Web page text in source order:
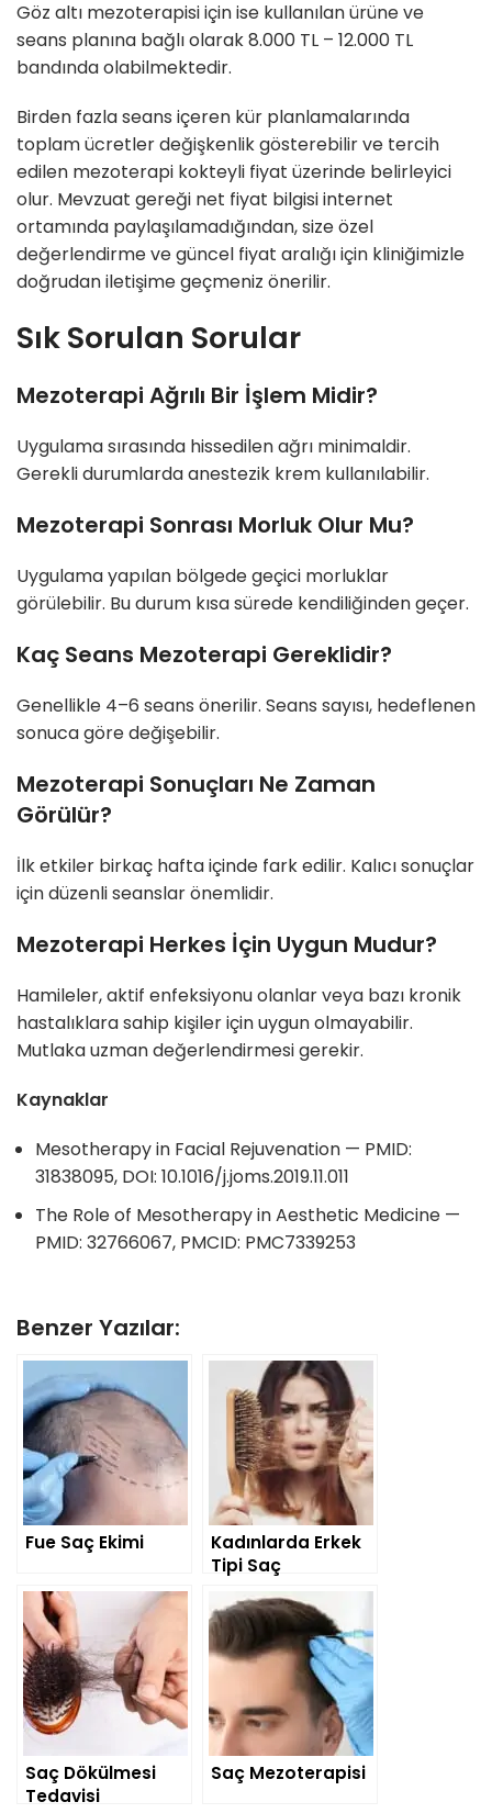
Göz altı mezoterapisi için ise kullanılan ürüne ve
seans planına bağlı olarak 8.000 TL – 12.000 TL
bandında olabilmektedir.
Birden fazla seans içeren kür planlamalarında
toplam ücretler değişkenlik gösterebilir ve tercih
edilen mezoterapi kokteyli fiyat üzerinde belirleyici
olur. Mevzuat gereği net fiyat bilgisi internet
ortamında paylaşılamadığından, size özel
değerlendirme ve güncel fiyat aralığı için kliniğimizle
doğrudan iletişime geçmeniz önerilir.
Sık Sorulan Sorular
Mezoterapi Ağrılı Bir İşlem Midir?
Uygulama sırasında hissedilen ağrı minimaldir.
Gerekli durumlarda anestezik krem kullanılabilir.
Mezoterapi Sonrası Morluk Olur Mu?
Uygulama yapılan bölgede geçici morluklar
görülebilir. Bu durum kısa sürede kendiliğinden geçer.
Kaç Seans Mezoterapi Gereklidir?
Genellikle 4–6 seans önerilir. Seans sayısı, hedeflenen
sonuca göre değişebilir.
Mezoterapi Sonuçları Ne Zaman
Görülür?
İlk etkiler birkaç hafta içinde fark edilir. Kalıcı sonuçlar
için düzenli seanslar önemlidir.
Mezoterapi Herkes İçin Uygun Mudur?
Hamileler, aktif enfeksiyonu olanlar veya bazı kronik
hastalıklara sahip kişiler için uygun olmayabilir.
Mutlaka uzman değerlendirmesi gerekir.
Kaynaklar
Mesotherapy in Facial Rejuvenation — PMID:
31838095, DOI: 10.1016/j.joms.2019.11.011
The Role of Mesotherapy in Aesthetic Medicine —
PMID: 32766067, PMCID: PMC7339253
Benzer Yazılar:
Fue Saç Ekimi
Kadınlarda Erkek
Tipi Saç
Saç Dökülmesi
Tedavisi
Saç Mezoterapisi